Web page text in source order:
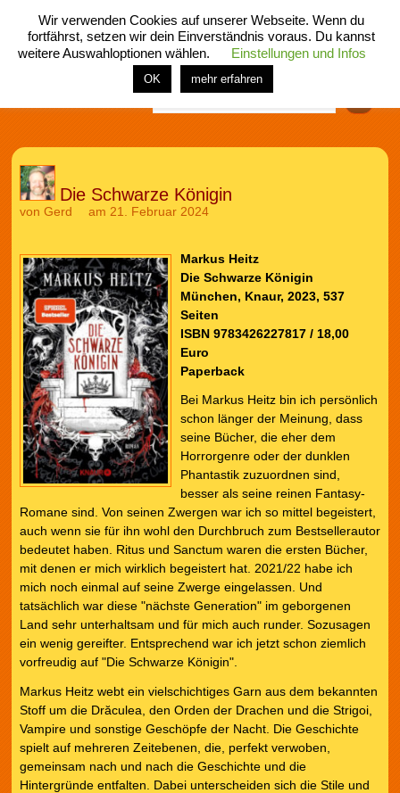
menü
home rubrik buch comic spiel fotos shop
Die Schwarze Königin
von Gerd am 21. Februar 2024
Markus Heitz
Die Schwarze Königin
München, Knaur, 2023, 537
Seiten
ISBN 9783426227817 / 18,00
Euro
Paperback
Bei Markus Heitz bin ich persönlich
schon länger der Meinung, dass
seine Bücher, die eher dem
Horrorgenre oder der dunklen
Phantastik zuzuordnen sind,
besser als seine reinen Fantasy-
Romane sind. Von seinen Zwergen war ich so mittel begeistert,
auch wenn sie für ihn wohl den Durchbruch zum Bestsellerautor
bedeutet haben. Ritus und Sanctum waren die ersten Bücher,
mit denen er mich wirklich begeistert hat. 2021/22 habe ich
mich noch einmal auf seine Zwerge eingelassen. Und
tatsächlich war diese "nächste Generation" im geborgenen
Land sehr unterhaltsam und für mich auch runder. Sozusagen
ein wenig gereifter. Entsprechend war ich jetzt schon ziemlich
vorfreudig auf "Die Schwarze Königin".
Markus Heitz webt ein vielschichtiges Garn aus dem bekannten
Stoff um die Drăculea, den Orden der Drachen und die Strigoi,
Vampire und sonstige Geschöpfe der Nacht. Die Geschichte
spielt auf mehreren Zeitebenen, die, perfekt verwoben,
gemeinsam nach und nach die Geschichte und die
Hintergründe entfalten. Dabei unterscheiden sich die Stile und
Wir verwenden Cookies auf unserer Webseite. Wenn du
fortfährst, setzen wir dein Einverständnis voraus. Du kannst
weitere Auswahloptionen wählen.
Einstellungen und Infos
OK mehr erfahren